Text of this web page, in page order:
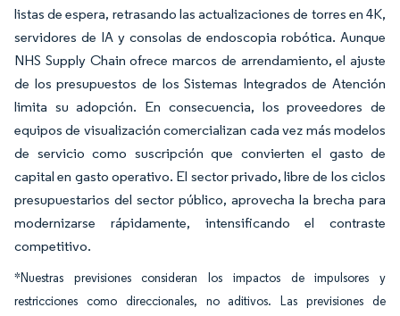
listas de espera, retrasando las actualizaciones de torres en 4K,
servidores de IA y consolas de endoscopia robótica. Aunque
NHS Supply Chain ofrece marcos de arrendamiento, el ajuste
de los presupuestos de los Sistemas Integrados de Atención
limita su adopción. En consecuencia, los proveedores de
equipos de visualización comercializan cada vez más modelos
de servicio como suscripción que convierten el gasto de
capital en gasto operativo. El sector privado, libre de los ciclos
presupuestarios del sector público, aprovecha la brecha para
modernizarse rápidamente, intensificando el contraste
competitivo.
*Nuestras previsiones consideran los impactos de impulsores y
restricciones como direccionales, no aditivos. Las previsiones de